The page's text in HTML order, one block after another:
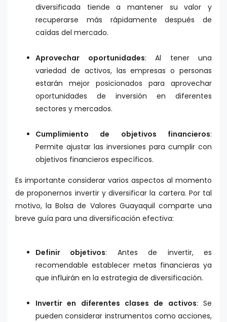
diversificada tiende a mantener su valor y
recuperarse más rápidamente después de
caídas del mercado.
Aprovechar oportunidades: Al tener una
variedad de activos, las empresas o personas
estarán mejor posicionados para aprovechar
oportunidades de inversión en diferentes
sectores y mercados.
Cumplimiento de objetivos financieros:
Permite ajustar las inversiones para cumplir con
objetivos financieros específicos.
Es importante considerar varios aspectos al momento
de proponernos invertir y diversificar la cartera. Por tal
motivo, laBolsa de Valores Guayaquil comparte una
breve guía para una diversificación efectiva:
Definir objetivos: Antes de invertir, es
recomendable establecer metas financieras ya
que influirán en la estrategia de diversificación.
Invertir en diferentes clases de activos: Se
pueden considerar instrumentos como acciones,